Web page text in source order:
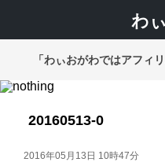
わ
「わぃおがわではアフィ
20160513-0
2016年05月13日 10時47分